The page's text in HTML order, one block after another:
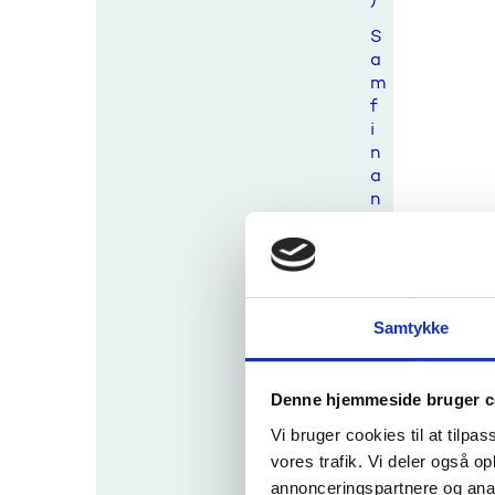
Samtykke
Denne hjemmeside bruger
Vi bruger cookies til at
vores trafik. Vi deler også
annonceringspartnere og
S
a
m
f
i
n
a
n
t
f
r
s
k